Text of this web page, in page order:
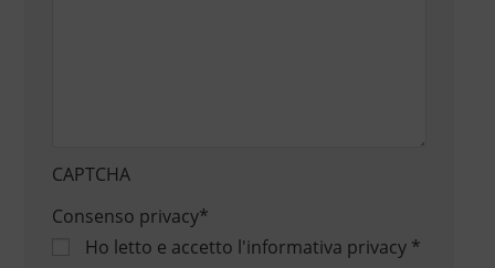
CAPTCHA
Consenso privacy*
Ho letto e accetto l'informativa privacy*